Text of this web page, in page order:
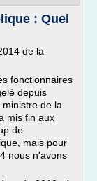
: Quel
de la
fonctionnaires
depuis
de la
mis fin aux
de
mais pour
nous n'avons